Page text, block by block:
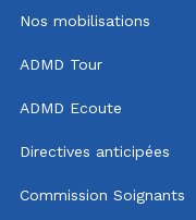
Nos mobilisations
ADMD Tour
ADMD Ecoute
Directives anticipées
Commission Soignants